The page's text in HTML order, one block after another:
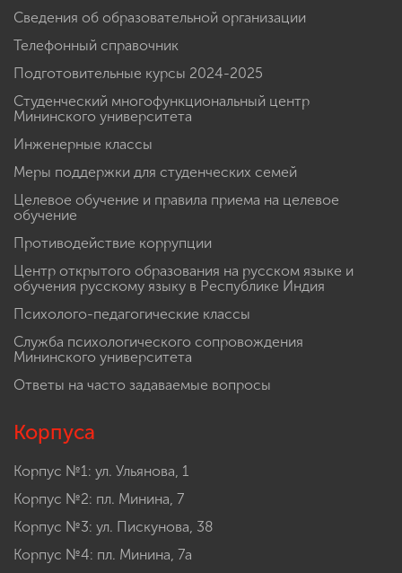
Сведения об образовательной организации
Телефонный справочник
Подготовительные курсы 2024-2025
Студенческий многофункциональный центр
Мининского университета
Инженерные классы
Меры поддержки для студенческих семей
Целевое обучение и правила приема на целевое
обучение
Противодействие коррупции
Центр открытого образования на русском языке и
обучения русскому языку в Республике Индия
Психолого-педагогические классы
Служба психологического сопровождения
Мининского университета
Ответы на часто задаваемые вопросы
Корпуса
Корпус №1: ул. Ульянова, 1
Корпус №2: пл. Минина, 7
Корпус №3: ул. Пискунова, 38
Корпус №4: пл. Минина, 7а